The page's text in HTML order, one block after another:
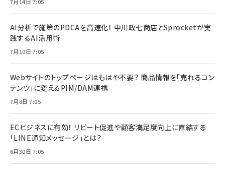
AI分析で施策のPDCAを高速化！ 中川政七商店とSprocketが実
践するAI活用術
7月10日 7:05
Webサイトのトップページはもはや不要？ 商品情報を「売れるコン
テンツ」に変えるPIM/DAM連携
7月8日 7:05
ECビジネスに有効！ リピート促進や顧客満足度向上に直結する
「LINE通知メッセージ」とは？
6月30日 7:05